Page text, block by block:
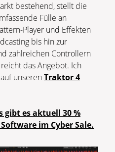
bestehend, stellt die
Fülle an
Player und Effekten
bis hin zur
zahlreichen Controllern
das Angebot. Ich
unserenTraktor 4
es aktuell 30 %
im Cyber Sale.